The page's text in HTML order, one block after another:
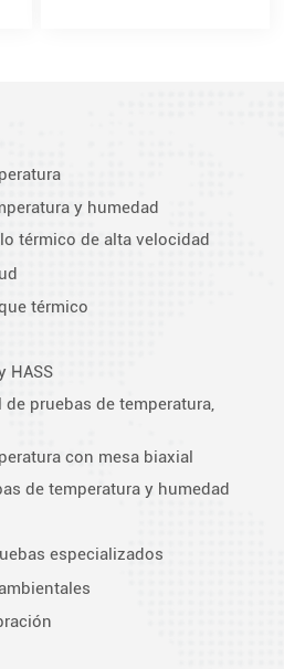
y humedad
térmico de alta velocidad
térmico
HASS
pruebas de temperatura,
con mesa biaxial
de temperatura y humedad
especializados